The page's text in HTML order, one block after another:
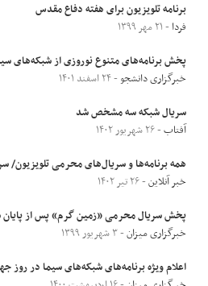
برنامه تلویزیون برای هفته دفاع مقدس
فردا - ۲۱ مهر ۱۳۹۹
پخش برنامه‌های متنوع نوروزی از شبکه‌های
خبرگزاری دانشجو- ۲۴ اسفند ۱۴۰۱
سریال شبکه سه مشخص شد
آفتاب- ۲۶ شهریور ۱۴۰۲
همه برنامه‌ها و سریال‌های محرمی
خبر آنلاین- ۲۶ تیر ۱۴۰۲
پخش سریال محرمی «زمین گرم» پس از پایان
خبرگزاری میزان- ۳ شهریور ۱۳۹۹
اعلام ویژه برنامه‌های شبکه‌های سیما در روز